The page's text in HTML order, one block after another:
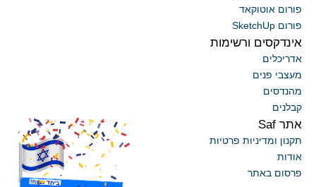
פורום אוטוקאד
פורום SketchUp
אינדקסים ורשימות
אדריכלים
מעצבי פנים
מהנדסים
קבלנים
אתר Saf
תקנון ומדיניות פרטיות
אודות
פרסום באתר
x